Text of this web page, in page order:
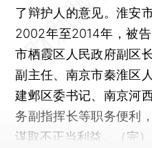
了辩护人的意见。淮安
2002年至2014年，被
市栖霞区人民政府副区
副主任、南京市秦淮区
建邺区委书记、南京河
务副指挥长等职务便利
谋取不正当利益。（完）